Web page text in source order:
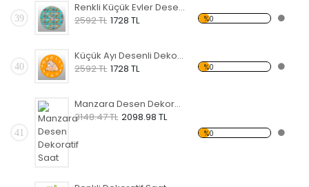
39
Renkli Küçük Evler Desenli Dekoratif Duvar Saati
2592 TL 1728 TL %0
40
Küçük Ayı Desenli Dekoratif Duvar Saati
2592 TL 1728 TL %0
41
Manzara Desen Dekoratif Saat
3148.47 TL 2098.98 TL
%0